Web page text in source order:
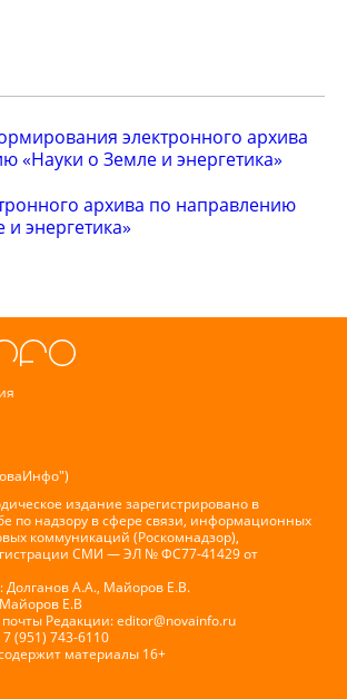
электронного архива
«Науки о Земле и энергетика»
архива по направлению
энергетика»
издание зарегистрировано в
по надзору в сфере связи, информационных
коммуникаций (Роскомнадзор),
СМИ — ЭЛ № ФС77-41429 от
А.А., Майоров Е.В.
Е.В
Редакции:editor@novainfo.ru
(951) 743-6110
материалы 16+